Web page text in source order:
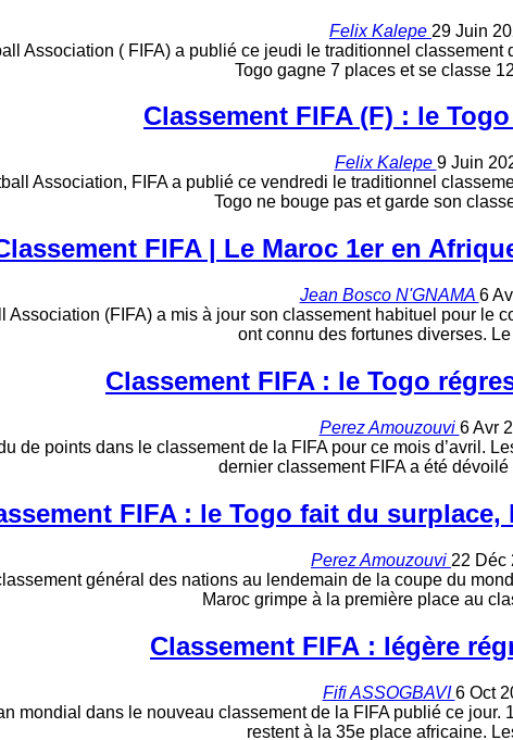
Felix Kalepe 29 Juin
Association ( FIFA) a publié ce jeudi le traditionnel
Togo gagne 7 places et se classe
Classement FIFA (F) : le
Felix Kalepe 9 Juin
Association, FIFA a publié ce vendredi le traditionnel
Togo ne bouge pas et garde son
FIFA | Le Maroc 1er en
Jean Bosco N'GNAMA 6
Association (FIFA) a mis à jour son classement habituel pour
ont connu des fortunes diverses.
Classement FIFA : le Togo
Perez Amouzouvi 6 Avr
de points dans le classement de la FIFA pour ce mois d’avril.
dernier classement FIFA a été
FIFA : le Togo fait du
Perez Amouzouvi 22 Déc
général des nations au lendemain de la coupe du
Maroc grimpe à la première place au
Classement FIFA : légère
Fifi ASSOGBAVI6 Oct
mondial dans le nouveau classement de la FIFA publié ce
restent à la 35e place africaine.